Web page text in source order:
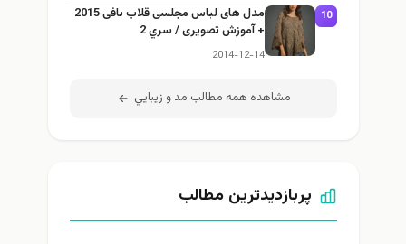
10
مدل های لباس مجلسی قلاب بافی 2015
+ آموزش تصویری / سري 2
2014-12-14
مشاهده همه مطالب مد و زيبايي
پربازدیدترین مطالب